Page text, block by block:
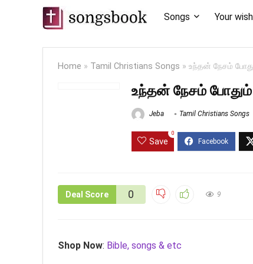
Songs Your
Home » Tamil Christians Songs » உந்தன் நேசம்
உந்தன் நேசம் போதும்
Jeba Tamil Christians Songs
Save
0
Deal Score 0 9
Shop Now: Bible, songs & etc